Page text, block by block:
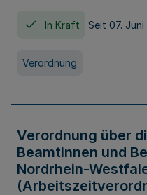
In Kraft Seit 07.
Verordnung
Verordnung über
Beamtinnen und
Nordrhein-